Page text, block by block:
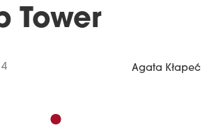
Tower
Agata Kłapeć